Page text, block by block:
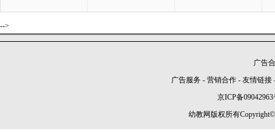
-->
广告
广告服务 - 营销合作 - 友情链接
京ICP备09042963
幼教网版权所有